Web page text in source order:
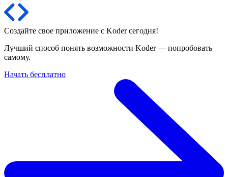
Создайте свое приложение с Koder сегодня!
Лучший способ понять возможности Koder — попробовать
самому.
Начать бесплатно